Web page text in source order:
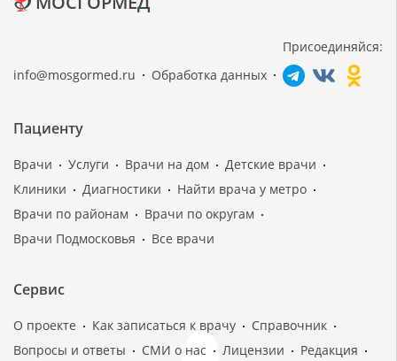
info@mosgormed.ru Обработка данных
Присоединяйся:
Пациенту
Врачи Услуги Врачи на дом
Детские врачи
Клиники
Диагностики
Найти врача у метро
Врачи по районам
Врачи по округам
Врачи Подмосковья
Все врачи
Сервис
О проекте Как записаться к врачу
Справочник
Вопросы и ответы
СМИ о нас Лицензии
Редакция